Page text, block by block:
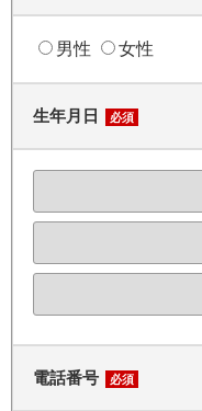
男性 女性
生年月日 必須
電話番号 必須